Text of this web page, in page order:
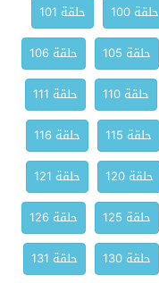
حلقة 100
حلقة 101
حلقة 105
حلقة 106
حلقة 110
حلقة 111
حلقة 115
حلقة 116
حلقة 120
حلقة 121
حلقة 125
حلقة 126
حلقة 130 حلقة 131